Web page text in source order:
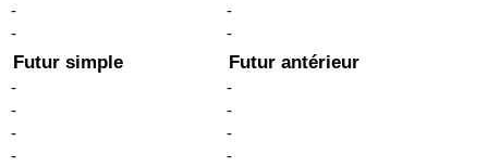
-
-
-
-
Futur simple
-
-
-
-
Futur antérieur
-
-
-
-